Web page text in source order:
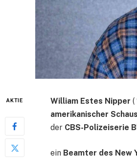
AKTIE William Estes Nipper (
amerikanischer
der CBS-Polizeiserie
ein Beamter des New